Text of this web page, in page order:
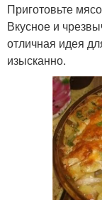
Приготовьте
Вкусное и
отличная идея
изысканно.